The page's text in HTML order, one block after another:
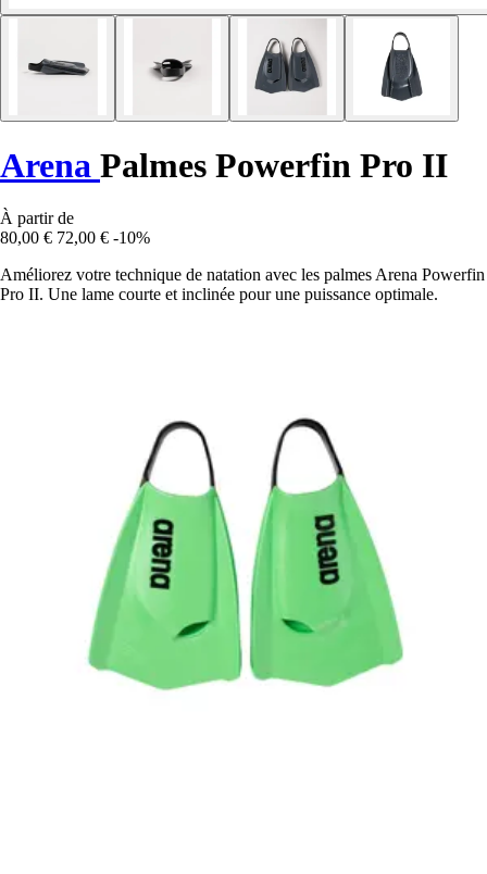
Arena Palmes Powerfin Pro II
À partir de
80,00 € 72,00 € -10%
Améliorez votre technique de natation avec les palmes Arena Powerfin
Pro II. Une lame courte et inclinée pour une puissance optimale.